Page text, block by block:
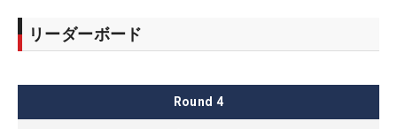
リーダーボード
Round 4